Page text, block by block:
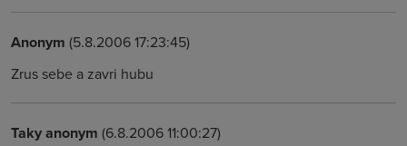
Anonym (5.8.2006 17:23:45)
Zrus sebe a zavri hubu
Taky anonym (6.8.2006 11:00:27)